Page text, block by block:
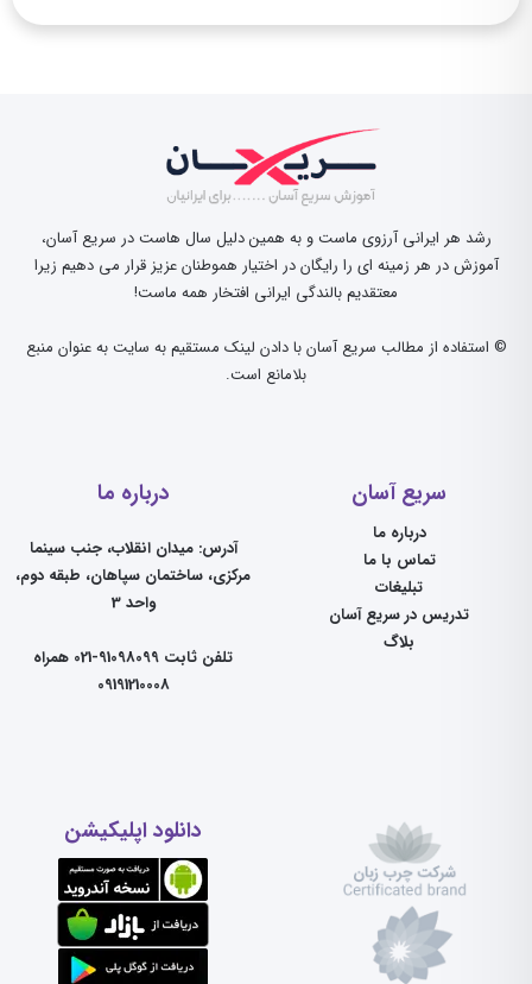
رشد هر ایرانی آرزوی ماست و به همین دلیل سال هاست در سریع آسان،
آموزش در هر زمینه ای را رایگان در اختیار هموطنان عزیز قرار می دهیم زیرا
معتقدیم بالندگی ایرانی افتخار همه ماست!
© استفاده از مطالب سریع آسان با دادن لینک مستقیم به سایت به عنوان منبع
بلامانع است.
سریع آسان
درباره ما
تماس با ما
تبلیغات
تدریس در سریع آسان
بلاگ
درباره ما
آدرس: میدان انقلاب، جنب سینما
مرکزی، ساختمان سپاهان، طبقه دوم،
واحد 3
تلفن ثابت 91098099-021 همراه
09191210008
دانلود اپلیکیشن